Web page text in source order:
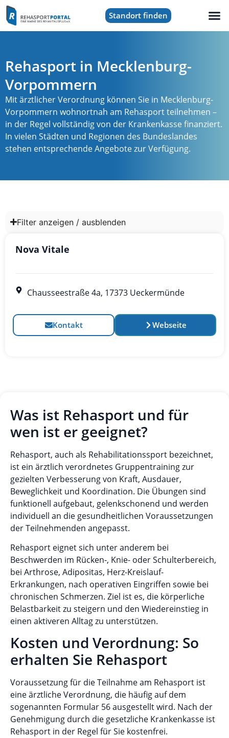
Standort finden
Rehasport in Mecklenburg-
Vorpommern
Mit ärztlicher Verordnung können Sie in Mecklenburg-
Vorpommern wohnortnah am Rehasport teilnehmen –
in der Regel vollständig von der Krankenkasse finanziert.
In vielen Städten und Regionen des Bundeslandes
stehen entsprechende Angebote zur Verfügung.
Filter anzeigen / ausblenden
Nova Vitale
Chausseestraße 4a, 17373 Ueckermünde
Kontakt Webseite
Was ist Rehasport und für
wen ist er geeignet?
Rehasport, auch als Rehabilitationssport bezeichnet,
ist ein ärztlich verordnetes Gruppentraining zur
gezielten Verbesserung von Kraft, Ausdauer,
Beweglichkeit und Koordination. Die Übungen sind
funktionell aufgebaut, gelenkschonend und werden
individuell an die gesundheitlichen Voraussetzungen
der Teilnehmenden angepasst.
Rehasport eignet sich unter anderem bei
Beschwerden im Rücken-, Knie- oder Schulterbereich,
bei Arthrose, Adipositas, Herz-Kreislauf-
Erkrankungen, nach operativen Eingriffen sowie bei
chronischen Schmerzen. Ziel ist es, die körperliche
Belastbarkeit zu steigern und den Wiedereinstieg in
einen aktiveren Alltag zu unterstützen.
Kosten und Verordnung: So
erhalten Sie Rehasport
Voraussetzung für die Teilnahme am Rehasport ist
eine ärztliche Verordnung, die häufig auf dem
sogenannten Formular 56 ausgestellt wird. Nach der
Genehmigung durch die gesetzliche Krankenkasse ist
Rehasport in der Regel für Sie kostenfrei.